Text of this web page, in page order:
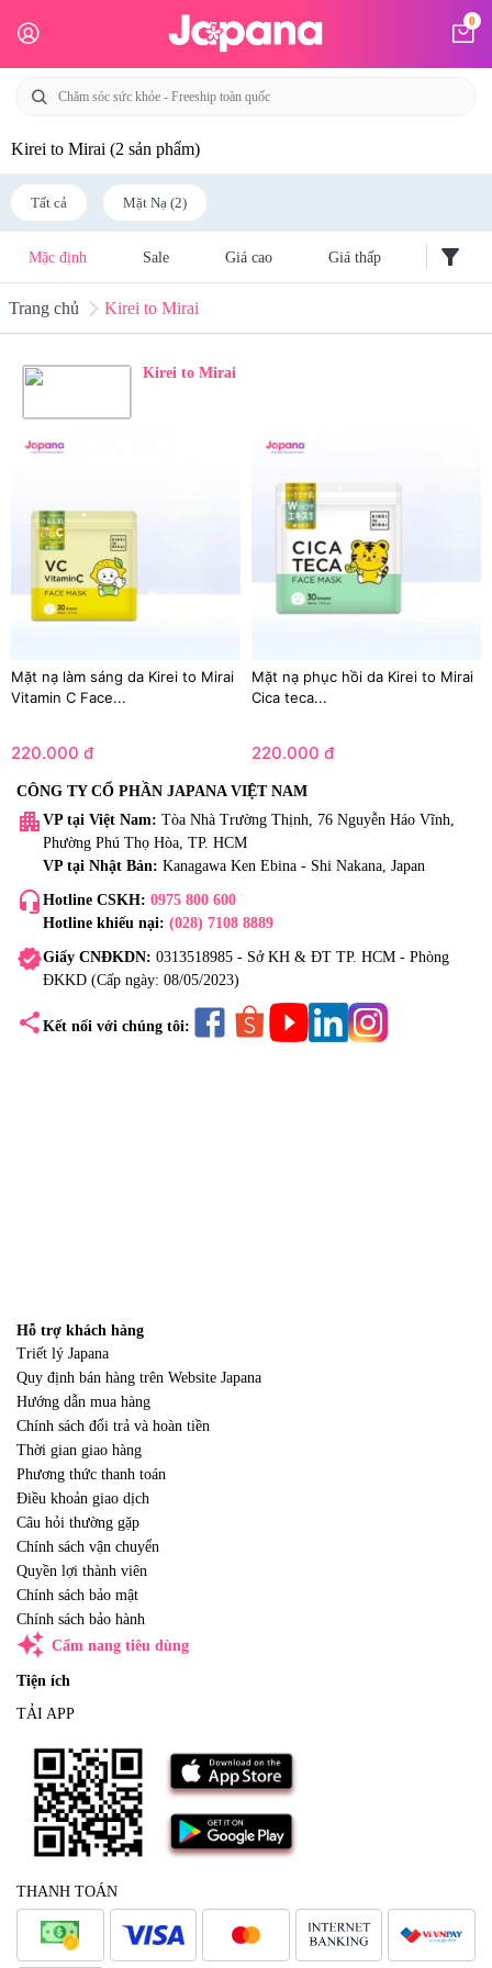
0
Kirei to Mirai (2 sản phẩm)
Tất cả Mặt Nạ (2)
Mặc định Sale Giá cao Giá thấp filter_alt
Trang chủ Kirei to Mirai
Kirei to Mirai
Mặt nạ làm sáng da Kirei to Mirai
Vitamin C Face...
220.000 đ
Mặt nạ phục hồi da Kirei to Mirai
Cica teca...
220.000 đ
CÔNG TY CỔ PHẦN JAPANA VIỆT NAM
apartment VP tại Việt Nam: Tòa Nhà Trường Thịnh, 76 Nguyễn Háo Vĩnh,
Phường Phú Thọ Hòa, TP. HCM
VP tại Nhật Bản: Kanagawa Ken Ebina - Shi Nakana, Japan
headset_mic Hotline CSKH: 0975 800 600
Hotline khiếu nại: (028) 7108 8889
verifiedGiấy CNĐKDN: 0313518985 - Sở KH & ĐT TP. HCM - Phòng
ĐKKD (Cấp ngày: 08/05/2023)
share Kết nối với chúng tôi:
Hỗ trợ khách hàng
Triết lý Japana
Quy định bán hàng trên Website Japana
Hướng dẫn mua hàng
Chính sách đổi trả và hoàn tiền
Thời gian giao hàng
Phương thức thanh toán
Điều khoản giao dịch
Câu hỏi thường gặp
Chính sách vận chuyển
Quyền lợi thành viên
Chính sách bảo mật
Chính sách bảo hành
auto_awesome Cẩm nang tiêu dùng
Tiện ích
TẢI APP
THANH TOÁN